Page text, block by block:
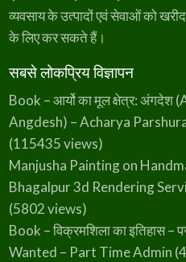
व्यवसाय के उत्पादों एवं सेवाओं को
के लिए कर सकते हैं।
सबसे लोकप्रिय विज्ञापन
Book – आर्यो का मूल क्षेत्र:
Angdesh) – Acharya
(115435 views)
Manjusha Painting on
Bhagalpur 3d Rendering
(5802 views)
Book – विक्रमशिला का इतिहास –
Wanted – Part Time Admin